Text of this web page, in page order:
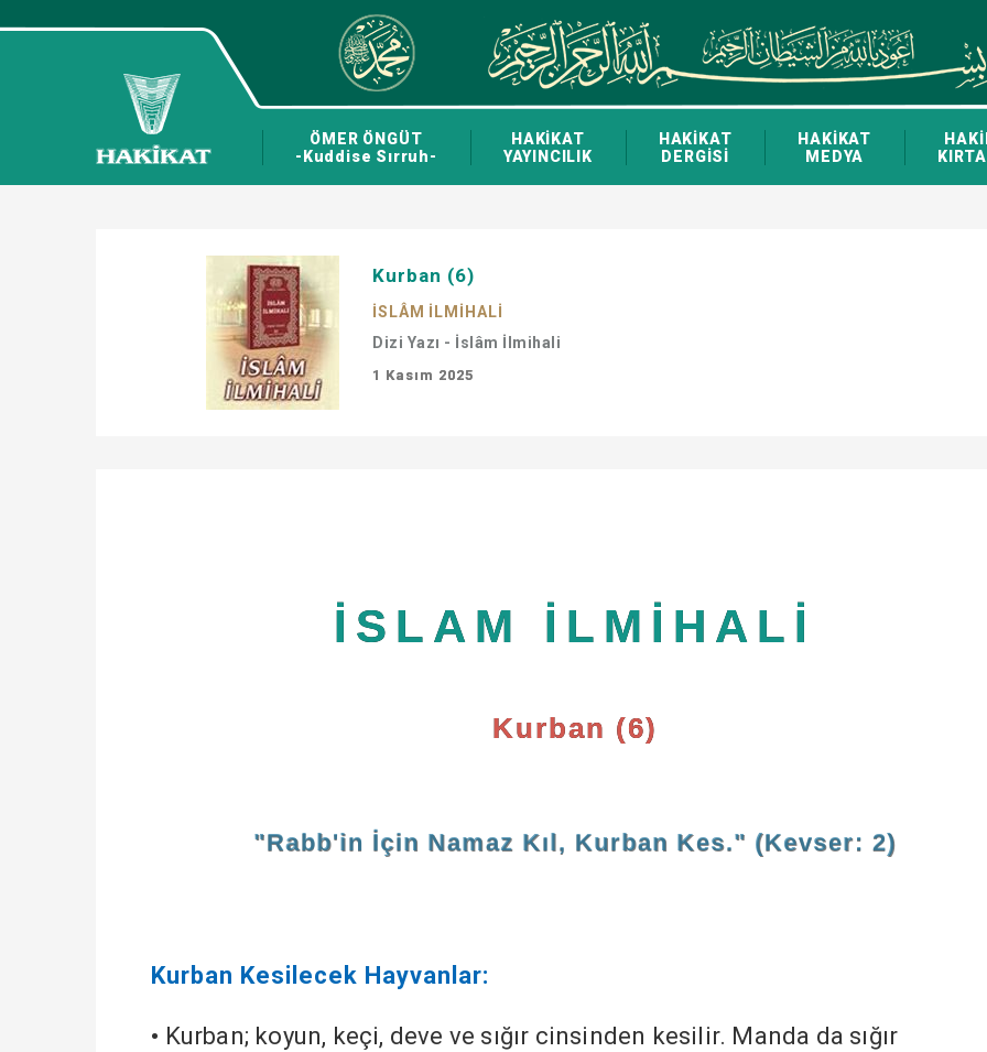
ÖMER ÖNGÜT
-Kuddise Sırruh-
HAKİKAT
YAYINCILIK
HAKİKAT
DERGİSİ
HAKİKAT
MEDYA
Kurban (6)
İSLÂM İLMİHALİ
Dizi Yazı - İslâm İlmihali
1 Kasım 2025
İSLAM İLMİHALİ
Kurban (6)
"Rabb'in İçin Namaz Kıl, Kurban Kes." (Kevser: 2)
Kurban Kesilecek Hayvanlar:
• Kurban; koyun, keçi, deve ve sığır cinsinden kesilir. Manda da sığır